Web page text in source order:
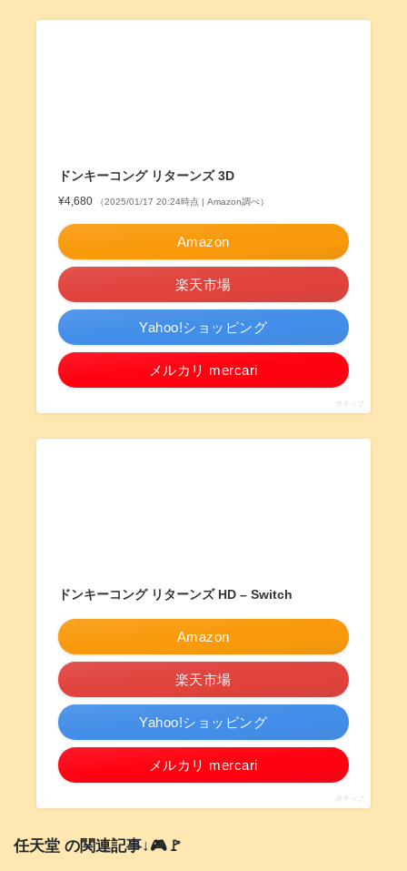
ドンキーコング リターンズ 3D
¥4,680 （2025/01/17 20:24時点 | Amazon調べ）
Amazon
楽天市場
Yahoo!ショッピング
メルカリ mercari
ポチップ
ドンキーコング リターンズ HD – Switch
Amazon
楽天市場
Yahoo!ショッピング
メルカリ mercari
ポチップ
任天堂 の関連記事↓🎮️🚩